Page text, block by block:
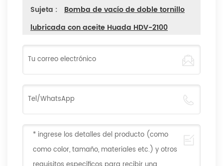
Sujeta :
Bomba de vacío de doble tornillo
lubricada con aceite Huada HDV-2100